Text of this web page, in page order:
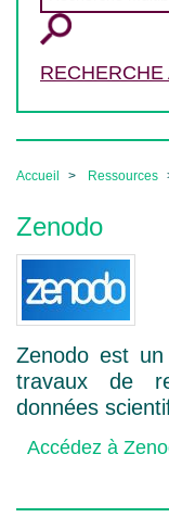
RECHERCHE
Accueil Ressources
Zenodo
Zenodo est
travaux de
données
Accédez à